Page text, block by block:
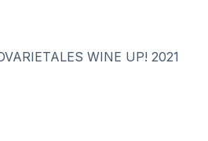
WINE UP! 2021